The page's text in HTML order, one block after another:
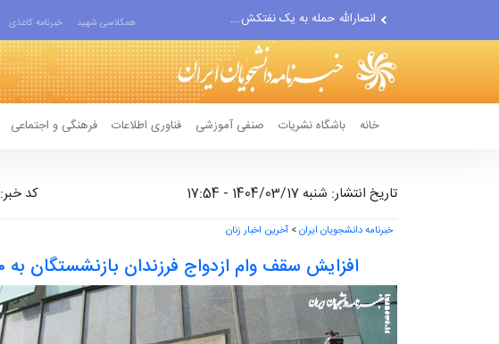
حادثه امنیتی دریایی در جنوب...
لفاظی جدید نتانیاهو علیه ایران
همکلاسی شهید خبرنامه کاغذی
خانه باشگاه نشریات صنفی آموزشی فناوری اطلاعات فرهنگی و اجتماعی
تاریخ انتشار: شنبه 1404/03/17 - 17:54 کد خبر: 537326
خبرنامه دانشجویان ایران> آخرین اخبار زنان
افزایش سقف وام ازدواج فرزندان بازنشستگان به ۶۰ میلیون تومان